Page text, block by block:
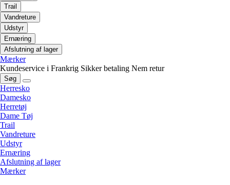
Trail
Vandreture
Udstyr
Ernæring
Afslutning af lager
Mærker
Kundeservice i Frankrig Sikker betaling Nem retur
Søg
Herresko
Damesko
Herretøj
Dame Tøj
Trail
Vandreture
Udstyr
Ernæring
Afslutning af lager
Mærker